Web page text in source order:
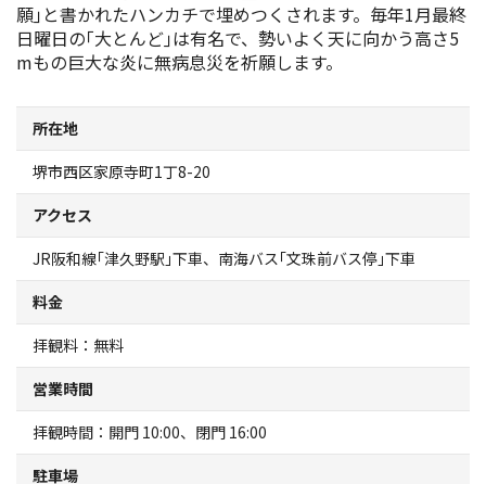
NEWS
お問い合わせ
堺ナビ
ようこそ堺へ！
地図から探す
スポット検索
観光案内所
観光パンフレット
願｣と書かれたハンカチで埋めつくされます。毎年1月最終
日曜日の｢大とんど｣は有名で、勢いよく天に向かう高さ5
mもの巨大な炎に無病息災を祈願します。
所在地
堺市西区家原寺町1丁8-20
アクセス
JR阪和線｢津久野駅｣下車、南海バス｢文珠前バス停｣下車
料金
拝観料：無料
営業時間
拝観時間：開門 10:00、閉門 16:00
駐車場